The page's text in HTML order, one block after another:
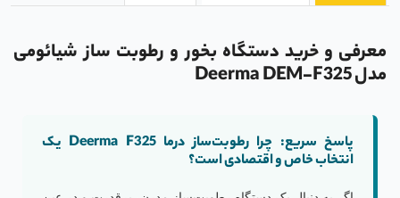
معرفی و خرید دستگاه بخور و رطوبت ساز شیائومی
مدل Deerma DEM-F325
پاسخ سریع: چرا رطوبت‌ساز درما Deerma F325 یک
انتخاب خاص و اقتصادی است؟